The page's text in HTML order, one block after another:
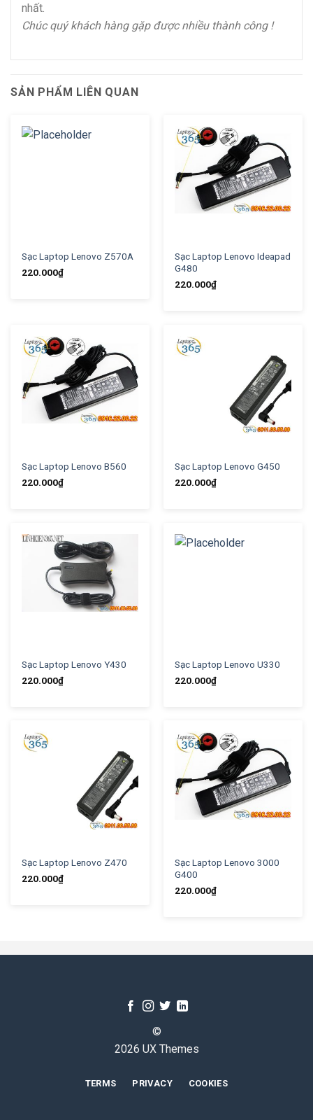
nhất.
Chúc quý khách hàng gặp được nhiều thành công !
SẢN PHẨM LIÊN QUAN
Sạc Laptop Lenovo Z570A
220.000₫
Sạc Laptop Lenovo Ideapad
G480
220.000₫
Sạc Laptop Lenovo B560
220.000₫
Sạc Laptop Lenovo G450
220.000₫
Sạc Laptop Lenovo Y430
220.000₫
Sạc Laptop Lenovo U330
220.000₫
Sạc Laptop Lenovo Z470
220.000₫
Sạc Laptop Lenovo 3000
G400
220.000₫
©
2026 UX Themes
TERMS PRIVACY COOKIES